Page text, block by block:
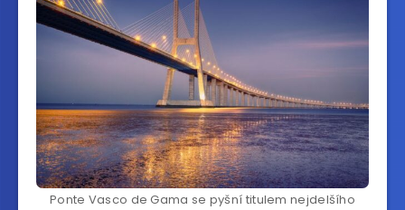
Ponte Vasco de Gama se pyšní titulem nejdelšího